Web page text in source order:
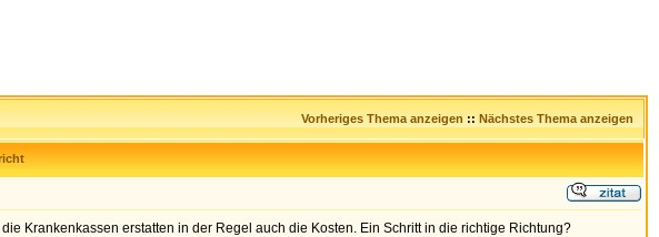
Vorheriges Thema anzeigen :: Nächstes Thema anzeigen
Krankenkassen erstatten in der Regel auch die Kosten. Ein Schritt in die richtige Richtung?